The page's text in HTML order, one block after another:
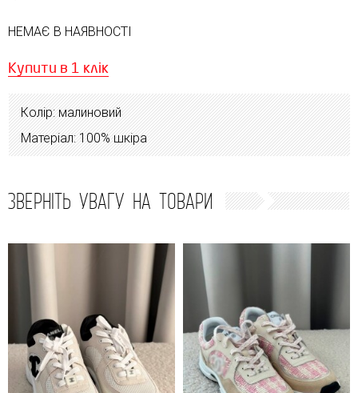
НЕМАЄ В НАЯВНОСТІ
Купити в 1 клік
Колір: малиновий
Матеріал: 100% шкіра
ЗВЕРНІТЬ УВАГУ НА ТОВАРИ